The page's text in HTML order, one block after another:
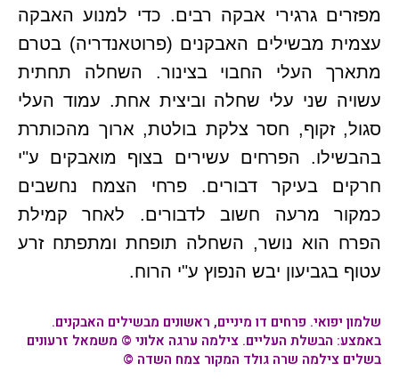
מפזרים גרגירי אבקה רבים. כדי למנוע האבקה
עצמית מבשילים האבקנים (פרוטאנדריה) בטרם
מתארך העלי החבוי בצינור. השחלה תחתית
עשויה שני עלי שחלה וביצית אחת. עמוד העלי
סגול, זקוף, חסר צלקת בולטת, ארוך מהכותרת
בהבשילו. הפרחים עשירים בצוף מואבקים ע"י
חרקים בעיקר דבורים. פרחי הצמח נחשבים
כמקור מרעה חשוב לדבורים. לאחר קמילת
הפרח הוא נושר, השחלה תופחת ומתפתח זרע
עטוף בגביעון יבש הנפוץ ע"י הרוח.
שלמון יפואי. פרחים דו מיניים, ראשונים מבשילים האבקנים.
באמצע: הבשלת העליים. צילמה ערגה אלוני © משמאל זרעונים
בשלים צילמה שרה גולד המקור צמח השדה ©